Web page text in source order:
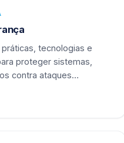
tecnologias e
proteger sistemas,
contra ataques